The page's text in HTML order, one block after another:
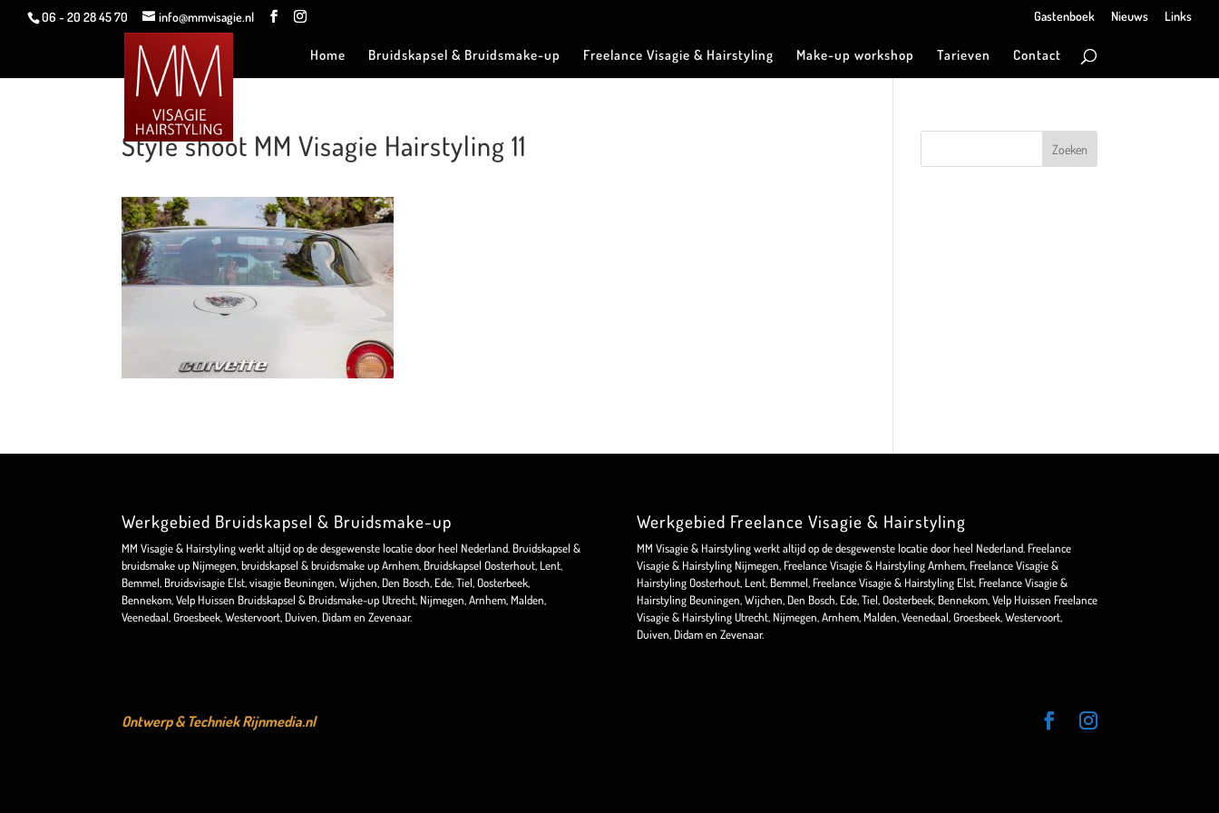
06 - 20 28 45 70 info@mmvisagie.nl Gastenboek Nieuws Links
Home Bruidskapsel & Bruidsmake-up Freelance Visagie & Hairstyling Make-up workshop Tarieven Contact
Style shoot MM Visagie Hairstyling 11
Werkgebied Bruidskapsel & Bruidsmake-up
MM Visagie & Hairstyling werkt altijd op de desgewenste locatie door heel Nederland. Bruidskapsel &
bruidsmake up Nijmegen, bruidskapsel & bruidsmake up Arnhem, Bruidskapsel Oosterhout, Lent,
Bemmel, Bruidsvisagie Elst, visagie Beuningen, Wijchen, Den Bosch, Ede, Tiel, Oosterbeek,
Bennekom, Velp Huissen Bruidskapsel & Bruidsmake-up Utrecht, Nijmegen, Arnhem, Malden,
Veenedaal, Groesbeek, Westervoort, Duiven, Didam en Zevenaar.
Werkgebied Freelance Visagie & Hairstyling
MM Visagie & Hairstyling werkt altijd op de desgewenste locatie door heel Nederland. Freelance
Visagie & Hairstyling Nijmegen, Freelance Visagie & Hairstyling Arnhem, Freelance Visagie &
Hairstyling Oosterhout, Lent, Bemmel, Freelance Visagie & Hairstyling Elst, Freelance Visagie &
Hairstyling Beuningen, Wijchen, Den Bosch, Ede, Tiel, Oosterbeek, Bennekom, Velp Huissen Freelance
Visagie & Hairstyling Utrecht, Nijmegen, Arnhem, Malden, Veenedaal, Groesbeek, Westervoort,
Duiven, Didam en Zevenaar.
Ontwerp & TechniekRijnmedia.nl